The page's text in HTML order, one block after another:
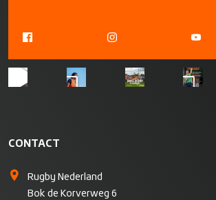
CONTACT
Rugby Nederland
Bok de Korverweg 6